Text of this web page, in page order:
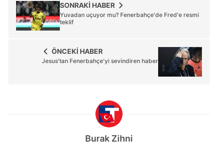
almak için lütfentıklayınız.
SONRAKİ HABER
Yuvadan uçuyor mu? Fenerbahçe'de Fred'e resmi
teklif
ÖNCEKİ HABER
Jesus'tan Fenerbahçe'yi sevindiren haber
Burak Zihni